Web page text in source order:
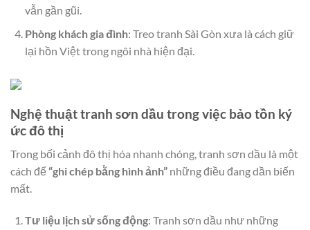
vẫn gần gũi.
Phòng khách gia đình: Treo tranh Sài Gòn xưa là cách giữ
lại hồn Việt trong ngôi nhà hiện đại.
Nghệ thuật tranh sơn dầu trong việc bảo tồn ký
ức đô thị
Trong bối cảnh đô thị hóa nhanh chóng, tranh sơn dầu là một
cách để “ghi chép bằng hình ảnh” những điều đang dần biến
mất.
Tư liệu lịch sử sống động: Tranh sơn dầu như những